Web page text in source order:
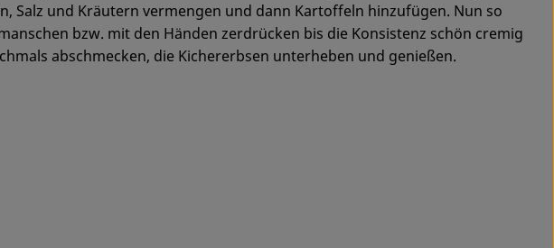
Salz und Kräutern vermengen und dann Kartoffeln hinzufügen. Nun so
bzw. mit den Händen zerdrücken bis die Konsistenz schön cremig
abschmecken, die Kichererbsen unterheben und genießen.